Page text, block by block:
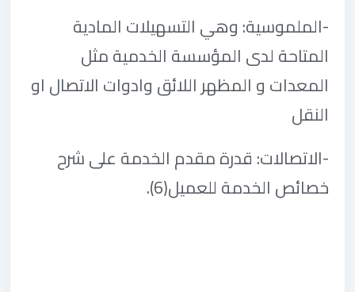
-الملموسية: وهي التسهيلات المادية
المتاحة لدى المؤسسة الخدمية مثل
المعدات و المظهر اللائق وادوات الاتصال او
النقل
-الاتصالات: قدرة مقدم الخدمة على شرح
خصائص الخدمة للعميل.(6)